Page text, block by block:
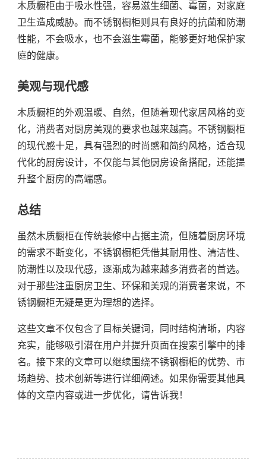
木质橱柜由于吸水性强，容易滋生细菌、霉菌，对家庭
卫生造成威胁。而不锈钢橱柜则具有良好的抗菌和防潮
性能，不会吸水，也不会滋生霉菌，能够更好地保护家
庭的健康。
美观与现代感
木质橱柜的外观温暖、自然，但随着现代家居风格的变
化，消费者对厨房美观的要求也越来越高。不锈钢橱柜
的现代感十足，具有强烈的时尚感和简约风格，适合现
代化的厨房设计，不仅能与其他厨房设备搭配，还能提
升整个厨房的高端感。
总结
虽然木质橱柜在传统装修中占据主流，但随着厨房环境
的需求不断变化，不锈钢橱柜凭借其耐用性、清洁性、
防潮性以及现代感，逐渐成为越来越多消费者的首选。
对于那些注重厨房卫生、环保和美观的消费者来说，不
锈钢橱柜无疑是更为理想的选择。
这些文章不仅包含了目标关键词，同时结构清晰，内容
充实，能够吸引潜在用户并提升页面在搜索引擎中的排
名。接下来的文章可以继续围绕不锈钢橱柜的优势、市
场趋势、技术创新等进行详细阐述。如果你需要其他具
体的文章内容或进一步优化，请告诉我！